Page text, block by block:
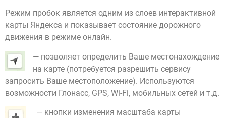
Режим пробок является одним из слоев интерактивной
карты Яндекса и показывает состояние дорожного
движения в режиме онлайн.
— позволяет определить Ваше местонахождение
на карте (потребуется разрешить сервису
запросить Ваше местоположение). Используются
возможности Глонасс, GPS, Wi-Fi, мобильных сетей и т.д.
— кнопки изменения масштаба карты